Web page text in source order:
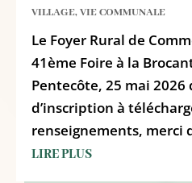
VILLAGE,VIE COMMUNALE
Le Foyer Rural de
41ème Foire à la
Pentecôte, 25 mai
d’inscription à
renseignements, merci
LIRE PLUS